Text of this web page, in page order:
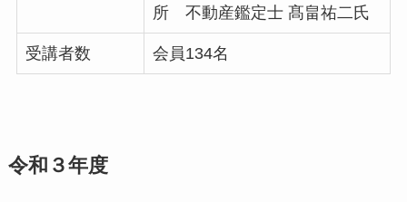
所 不動産鑑定士 髙畠祐二氏
受講者数 会員134名
令和３年度